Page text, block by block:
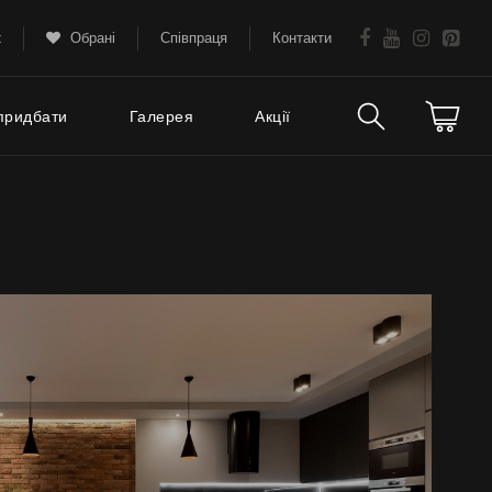
Обрані Співпраця Контакти
Сервіс
Інструкції
Галерея Акції